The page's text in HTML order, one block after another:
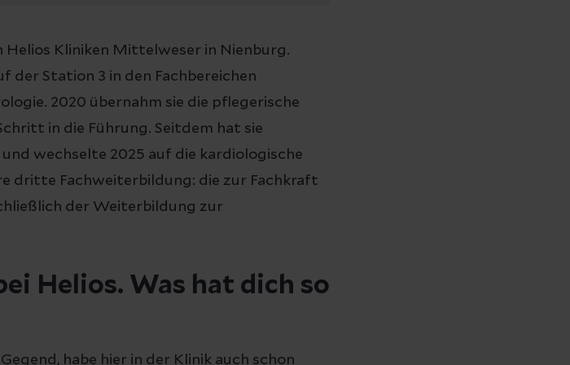
Helios Kliniken Mittelweser in Nienburg.
der Station 3 in den Fachbereichen
2020 übernahm sie die pflegerische
in die Führung. Seitdem hat sie
wechselte 2025 auf die kardiologische
dritte Fachweiterbildung: die zur Fachkraft
der Weiterbildung zur
Helios. Was hat dich so
habe hier in der Klinik auch schon